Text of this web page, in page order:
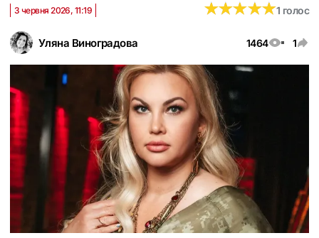
Уляна Виноградова 1464 1
3 червня 2026, 11:19 ★★★★★
★★★★★1 голос